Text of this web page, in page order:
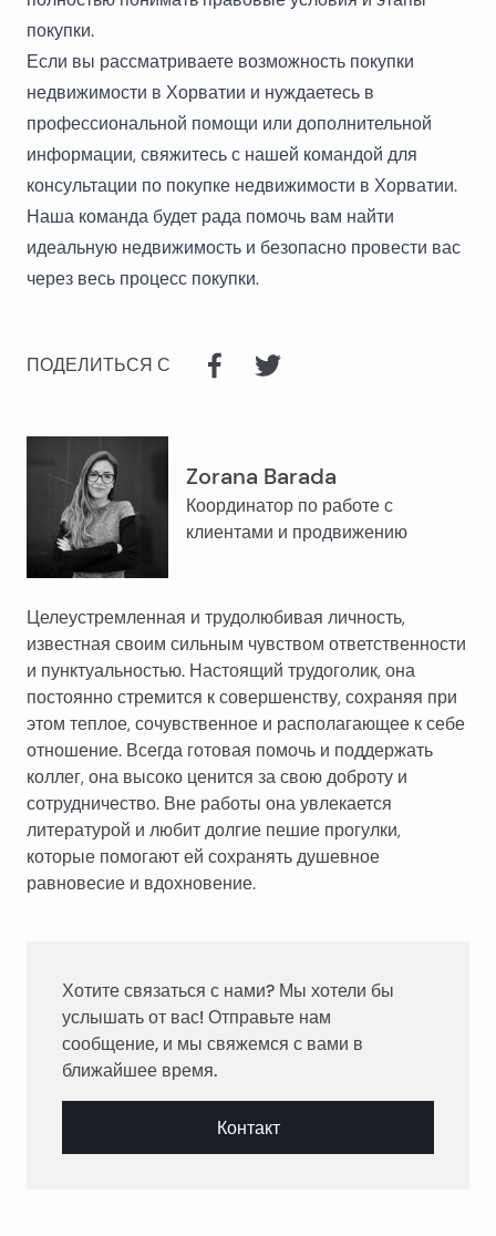
покупки.
Если вы рассматриваете возможность покупки
недвижимости в Хорватии и нуждаетесь в
профессиональной помощи или дополнительной
информации, свяжитесь с нашей командой для
консультации по покупке недвижимости в Хорватии.
Наша команда будет рада помочь вам найти
идеальную недвижимость и безопасно провести вас
через весь процесс покупки.
ПОДЕЛИТЬСЯ С
Zorana Barada
Координатор по работе с
клиентами и продвижению
Целеустремленная и трудолюбивая личность,
известная своим сильным чувством ответственности
и пунктуальностью. Настоящий трудоголик, она
постоянно стремится к совершенству, сохраняя при
этом теплое, сочувственное и располагающее к себе
отношение. Всегда готовая помочь и поддержать
коллег, она высоко ценится за свою доброту и
сотрудничество. Вне работы она увлекается
литературой и любит долгие пешие прогулки,
которые помогают ей сохранять душевное
равновесие и вдохновение.
Хотите связаться с нами? Мы хотели бы
услышать от вас! Отправьте нам
сообщение, и мы свяжемся с вами в
ближайшее время.
Контакт